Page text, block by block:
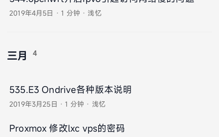
2019年4月5日 ·1 分钟 · 浅忆
三月 4
535.E3 Ondrive各种版本说明
2019年3月25日 ·1 分钟 · 浅忆
Proxmox 修改lxc vps的密码